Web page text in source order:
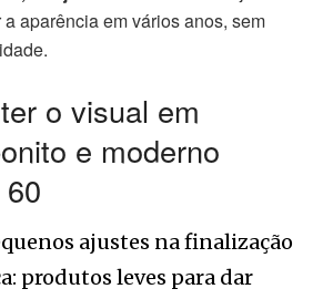
aparência em vários anos, sem
o visual em
e moderno
ajustes na finalização
produtos leves para dar